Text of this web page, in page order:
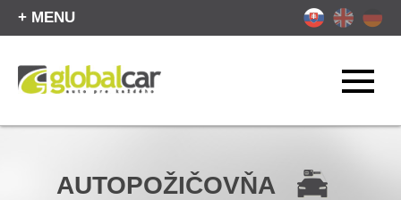
+ MENU
AUTOPOŽIČOVŇA